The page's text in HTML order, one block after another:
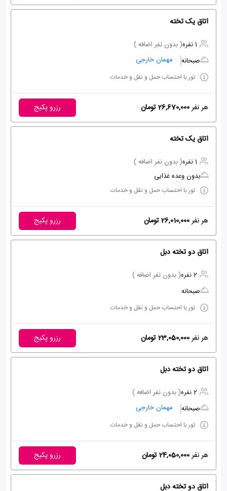
اتاق یک تخته
1 نفره
( بدون نفر اضافه )
صبحانه
مهمان خارجی
تور با احتساب حمل و نقل و خدمات
هر نفر26,670,000 تومان رزرو پکیج
اتاق یک تخته
1 نفره
( بدون نفر اضافه )
بدون وعده غذایی
تور با احتساب حمل و نقل و خدمات
هر نفر26,010,000 تومان رزرو پکیج
اتاق دو تخته دبل
2 نفره
( بدون نفر اضافه )
صبحانه
تور با احتساب حمل و نقل و خدمات
هر نفر23,050,000 تومان رزرو پکیج
اتاق دو تخته دبل
2 نفره
( بدون نفر اضافه )
صبحانه
مهمان خارجی
تور با احتساب حمل و نقل و خدمات
هر نفر24,050,000 تومان رزرو پکیج
اتاق دو تخته دبل